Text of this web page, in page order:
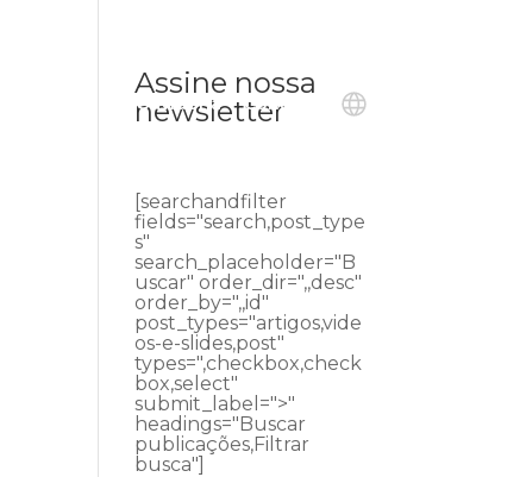
Ouvidoria Contato
Assine nossa
newsletter
[searchandfilter
fields="search,post_type
s"
search_placeholder="B
uscar" order_dir=",,desc"
order_by=",,id"
post_types="artigos,vide
os-e-slides,post"
types=",checkbox,check
box,select"
submit_label=">"
headings="Buscar
publicações,Filtrar
busca"]